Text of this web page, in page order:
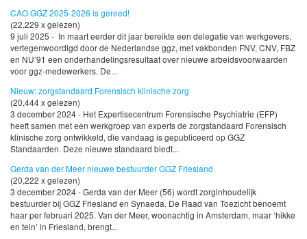
CAO GGZ 2025-2026 is gereed!
(22,229 x gelezen)
9 juli 2025 - In maart eerder dit jaar bereikte een delegatie van werkgevers,
vertegenwoordigd door de Nederlandse ggz, met vakbonden FNV, CNV, FBZ
en NU’91 een onderhandelingsresultaat over nieuwe arbeidsvoorwaarden
voor ggz-medewerkers. De...
Nieuw: zorgstandaard Forensisch klinische zorg
(20,444 x gelezen)
3 december 2024 - Het Expertisecentrum Forensische Psychiatrie (EFP)
heeft samen met een werkgroep van experts de zorgstandaard Forensisch
klinische zorg ontwikkeld, die vandaag is gepubliceerd op GGZ
Standaarden. Deze nieuwe standaard biedt...
Gerda van der Meer nieuwe bestuurder GGZ Friesland
(20,222 x gelezen)
3 december 2024 - Gerda van der Meer (56) wordt zorginhoudelijk
bestuurder bij GGZ Friesland en Synaeda. De Raad van Toezicht benoemt
haar per februari 2025. Van der Meer, woonachtig in Amsterdam, maar ‘hikke
en tein’ in Friesland, brengt...